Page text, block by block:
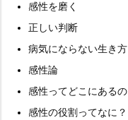
感性を磨く
正しい判断
病気にならない生き方
感性論
感性ってどこにあるの
感性の役割ってなに？